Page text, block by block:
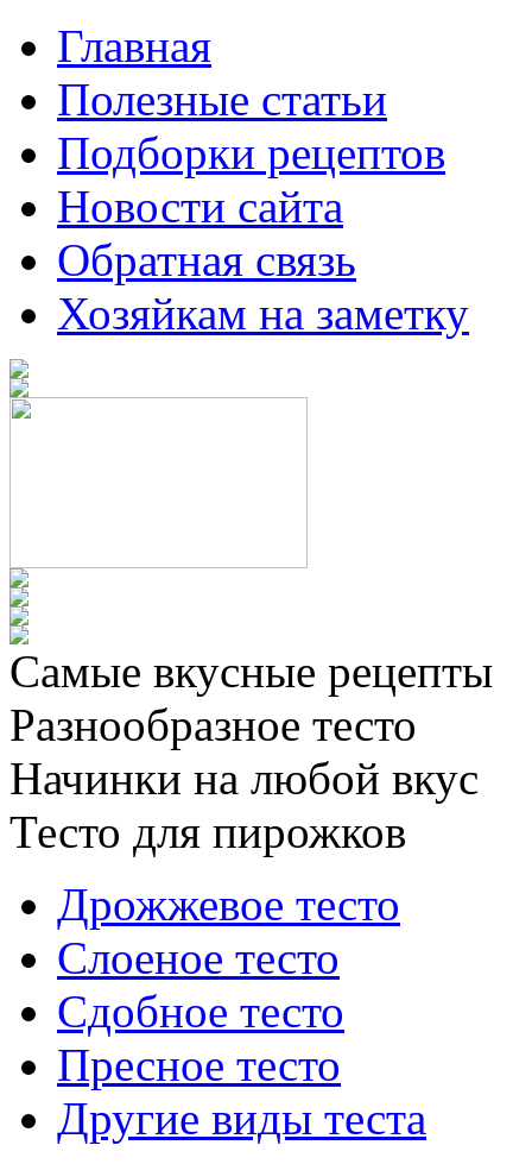
Главная
Полезные статьи
Подборки рецептов
Новости сайта
Обратная связь
Хозяйкам на заметку
Самые вкусные рецепты
Разнообразное тесто
Начинки на любой вкус
Тесто для пирожков
Дрожжевое тесто
Слоеное тесто
Сдобное тесто
Пресное тесто
Другие виды теста